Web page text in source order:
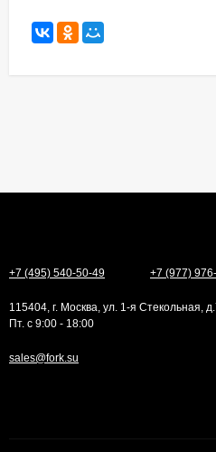
+7 (495) 540-50-49 +7 (977)
115404, г. Москва, ул. 1-я Стекольная,
Пт. с 9:00 - 18:00
sales@fork.su